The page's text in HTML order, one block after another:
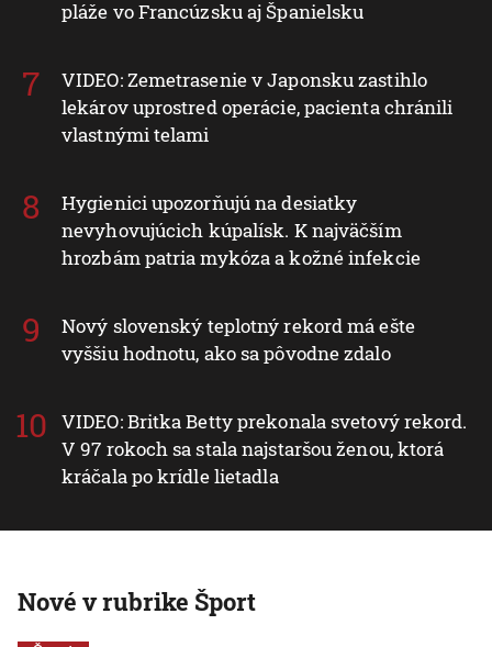
pláže vo Francúzsku aj Španielsku
VIDEO: Zemetrasenie v Japonsku zastihlo
lekárov uprostred operácie, pacienta chránili
vlastnými telami
Hygienici upozorňujú na desiatky
nevyhovujúcich kúpalísk. K najväčším
hrozbám patria mykóza a kožné infekcie
Nový slovenský teplotný rekord má ešte
vyššiu hodnotu, ako sa pôvodne zdalo
VIDEO: Britka Betty prekonala svetový rekord.
V 97 rokoch sa stala najstaršou ženou, ktorá
kráčala po krídle lietadla
Nové v rubrike Šport